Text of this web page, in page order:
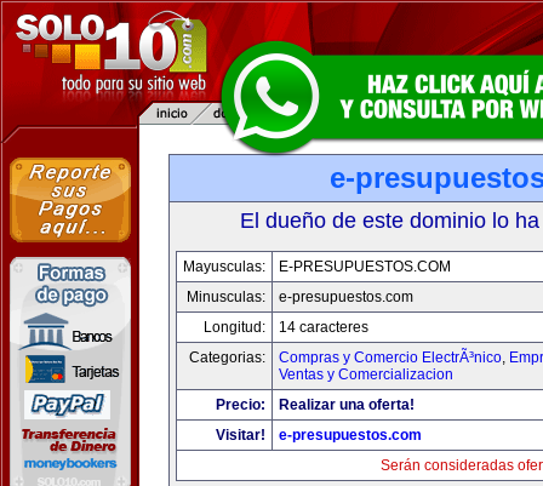
e-
El dueño de este dominio lo
Mayusculas:
E-PRESUPUESTOS.COM
Minusculas:
e-presupuestos.com
Longitud:
14 caracteres
Categorias:
Compras y Comercio ElectrÃ³nico,
Ventas y Comercializacion
Precio:
Realizar una oferta!
Visitar!
e-presupuestos.com
Serán consideradas